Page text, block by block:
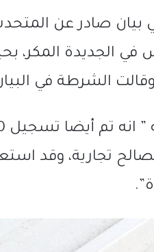
صادر عن
الشرطة في
تجارية، وقد